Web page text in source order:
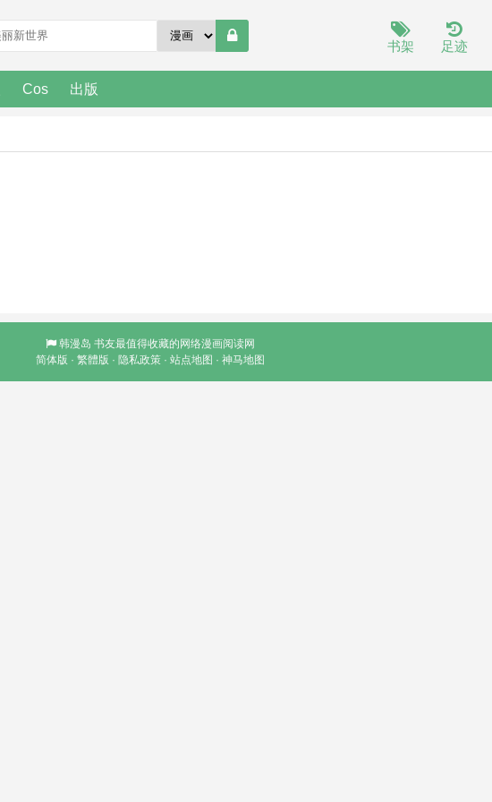
书架 足迹
Cos 出版
韩漫岛 书友最值得收藏的网络漫画阅读网
简体版 · 繁體版 · 隐私政策 · 站点地图 · 神马地图